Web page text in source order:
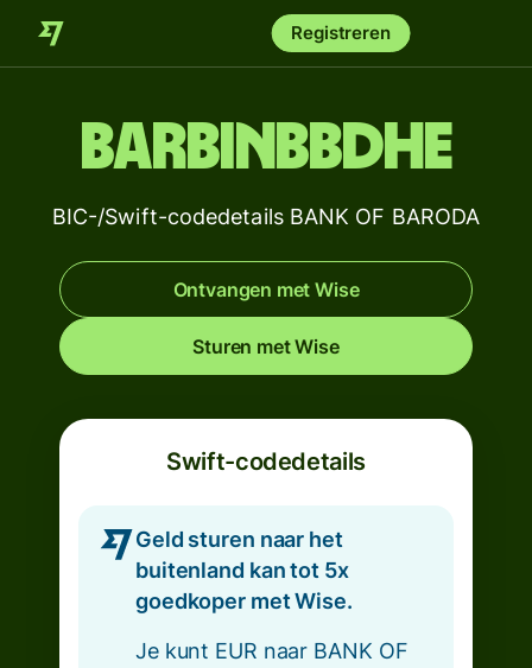
Registreren
BARBINBBDHE
BIC-/Swift-codedetails BANK OF BARODA
Ontvangen met Wise
Sturen met Wise
Swift-codedetails
Geld sturen naar het
buitenland kan tot 5x
goedkoper met Wise.
Je kunt EUR naar BANK OF